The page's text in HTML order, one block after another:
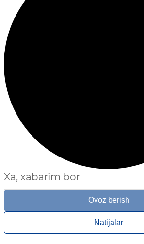
Xa, xabarim bor
Ovoz berish
Natijalar